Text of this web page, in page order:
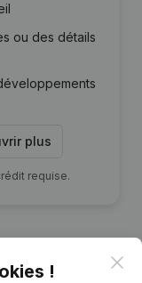
ou des détails
plus
requise.
!